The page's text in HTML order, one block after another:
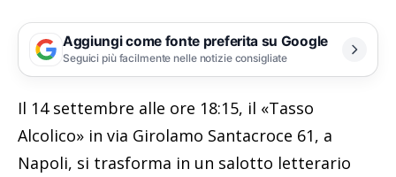
Aggiungi come fonte preferita su Google
Seguici più facilmente nelle notizie consigliate
Il 14 settembre alle ore 18:15, il «Tasso
Alcolico» in via Girolamo Santacroce 61, a
Napoli, si trasforma in un salotto letterario